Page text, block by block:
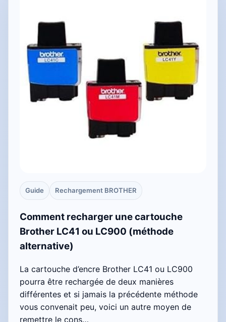
Guide Rechargement BROTHER
Comment recharger une cartouche
Brother LC41 ou LC900 (méthode
alternative)
La cartouche d’encre Brother LC41 ou LC900
pourra être rechargée de deux manières
différentes et si jamais la précédente méthode
vous convenait peu, voici un autre moyen de
remettre le cons…